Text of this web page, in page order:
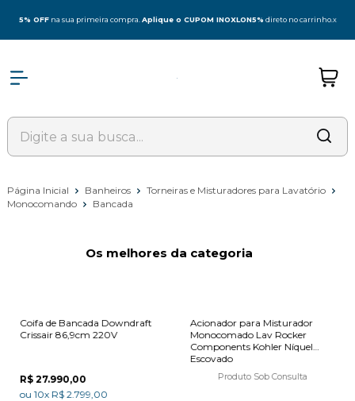
5% OFF na sua primeira compra.Aplique o CUPOM INOXLON5% direto no carrinho.x
Página Inicial Banheiros
Torneiras e Misturadores para Lavatório
Monocomando
Bancada
Os melhores da categoria
Coifa de Bancada Downdraft
Crissair 86,9cm 220V
R$ 27.990,00
ou 10x R$ 2.799,00
Acionador para Misturador
Monocomado Lav Rocker
Components Kohler Níquel
Escovado
Produto Sob Consulta